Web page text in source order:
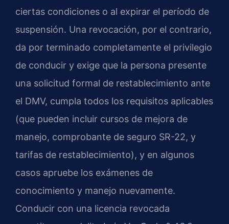
ciertas condiciones o al expirar el período de
suspensión. Una revocación, por el contrario,
da por terminado completamente el privilegio
de conducir y exige que la persona presente
una solicitud formal de restablecimiento ante
el DMV, cumpla todos los requisitos aplicables
(que pueden incluir cursos de mejora de
manejo, comprobante de seguro SR-22, y
tarifas de restablecimiento), y en algunos
casos apruebe los exámenes de
conocimiento y manejo nuevamente.
Conducir con una licencia revocada